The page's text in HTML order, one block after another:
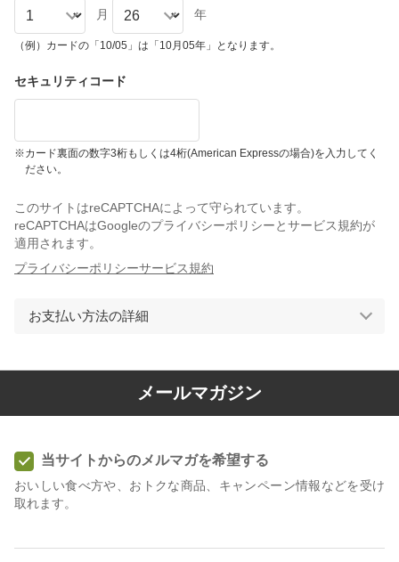
月 年
（例）カードの「10/05」は「10月05年」となります。
セキュリティコード
※カード裏面の数字3桁もしくは4桁(American Expressの場合)を入力してく
ださい。
このサイトはreCAPTCHAによって守られています。
reCAPTCHAはGoogleのプライバシーポリシーとサービス規約が
適用されます。
プライバシーポリシーサービス規約
お支払い方法の詳細
メールマガジン
当サイトからのメルマガを希望する
おいしい食べ方や、おトクな商品、キャンペーン情報などを受け
取れます。